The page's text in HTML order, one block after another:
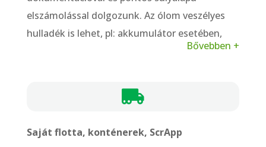
elszámolással dolgozunk. Az ólom veszélyes
hulladék is lehet, pl: akkumulátor esetében,
ezért különösen fontos a megfelelőBővebben +

Saját flotta, konténerek, ScrApp